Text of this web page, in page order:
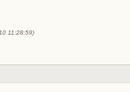
11:28:59)